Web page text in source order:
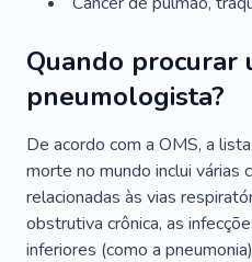
Quando procurar
pneumologista?
De acordo com a OMS, a
morte no mundo inclui várias
relacionadas às vias
obstrutiva crônica, as
inferiores (como a